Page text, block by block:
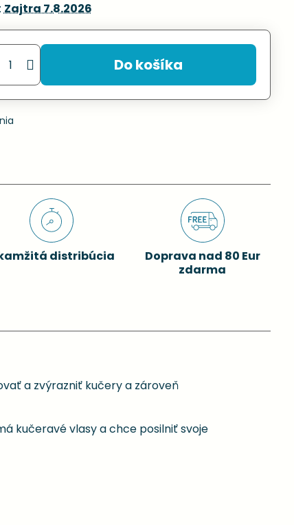
Zajtra7.8.2026
Do košíka
distribúcia
Doprava nad 80 Eur
zdarma
a zvýrazniť kučery a zároveň
kučeravé vlasy a chce posilniť svoje